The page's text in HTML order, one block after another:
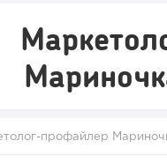
профайлер